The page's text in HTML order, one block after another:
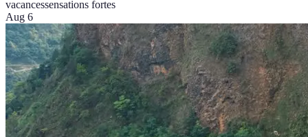
vacancessensations fortes
Aug 6